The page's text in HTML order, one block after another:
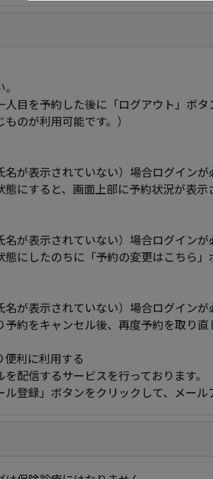
目を予約した後に「ログアウト」ボ
のが利用可能です。）
が表示されていない）場合ログインが
にすると、画面上部に予約状況が表示
が表示されていない）場合ログインが
態にしたのちに「予約の変更はこちら
が表示されていない）場合ログインが
予約をキャンセル後、再度予約を取り直
利に利用する
配信するサービスを行っております。
登録」ボタンをクリックして、メール